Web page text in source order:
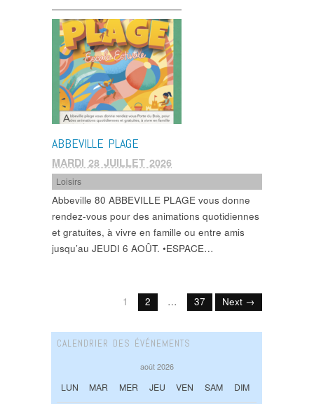
ABBEVILLE PLAGE
MARDI 28 JUILLET 2026
Loisirs
Abbeville 80 ABBEVILLE PLAGE vous donne
rendez-vous pour des animations quotidiennes
et gratuites, à vivre en famille ou entre amis
jusqu’au JEUDI 6 AOÛT. •ESPACE…
1 2 … 37 Next →
CALENDRIER DES ÉVÉNEMENTS
août 2026
LUN MAR MER JEU VEN SAM DIM